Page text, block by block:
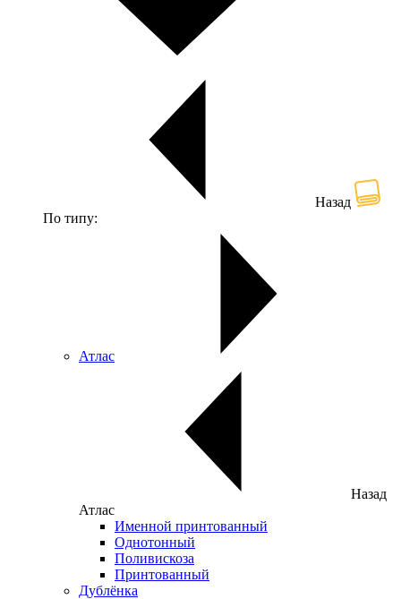
Назад
По типу:
Атлас
Назад
Атлас
Именной принтованный
Однотонный
Поливискоза
Принтованный
Дублёнка